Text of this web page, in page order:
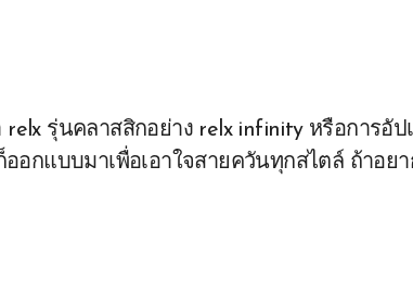
relx รุ่นคลาสสิกอย่าง relx infinity หรือการอัป
ออกแบบมาเพื่อเอาใจสายควันทุกสไตล์ ถ้าอ